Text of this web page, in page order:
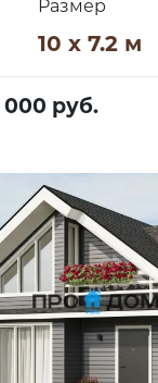
Размер
10 x 7.2 м
руб.